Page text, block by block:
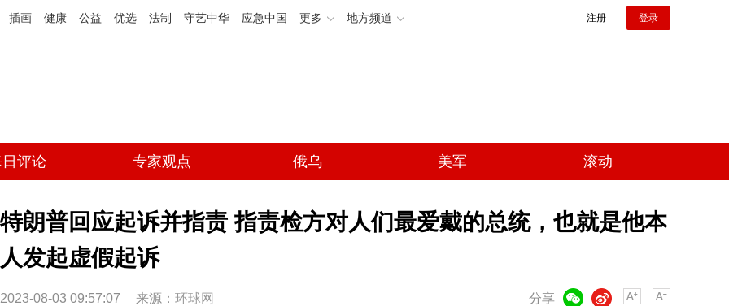
插画 健康 公益 优选 法制 守艺中华 应急中国 更多 地方频道 注册 登录
评论 专家观点 俄乌 美军 滚动
特朗普回应起诉并指责 指责检方对人们最爱戴的总统，也就是他本
人发起虚假起诉
2023-08-03 09:57:07 来源： 环球网 分享
微博